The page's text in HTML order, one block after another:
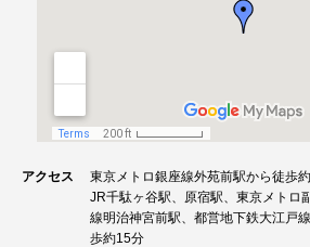
アクセス
東京メトロ銀座線外苑前駅から徒歩
JR千駄ヶ谷駅、原宿駅、東京メトロ
線明治神宮前駅、都営地下鉄大江戸
歩約15分